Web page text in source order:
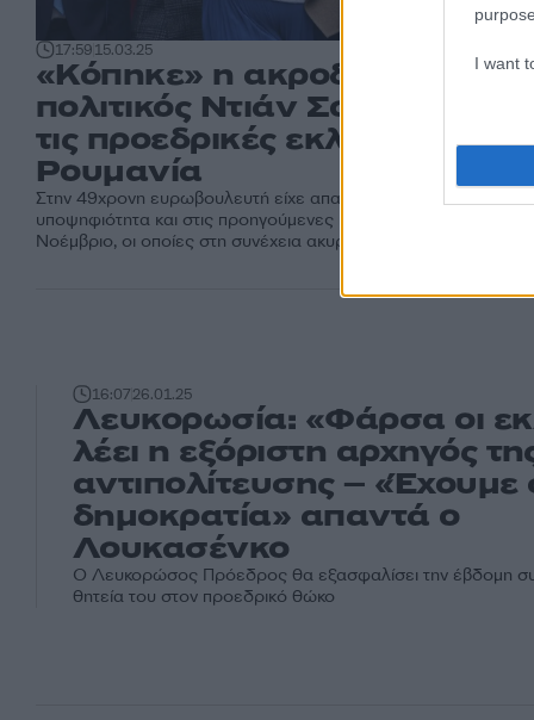
I want
17:5915.03.25
«Κόπηκε» η ακροδεξιά
πολιτικός Ντιάν Σοσοάκα από
τις προεδρικές εκλογές στη
Ρουμανία
Στην 49χρονη ευρωβουλευτή είχε απαγορευτεί να θέσει
υποψηφιότητα και στις προηγούμενες προεδρικές εκλογές, τον
Νοέμβριο, οι οποίες στη συνέχεια ακυρώθηκαν
16:0726.01.25
Λευκορωσία: «Φάρσα οι
λέει η εξόριστη αρχηγός
αντιπολίτευσης –
δημοκρατία» απαντά ο
Λουκασένκο
Ο Λευκορώσος Πρόεδρος θα εξασφαλίσει την έβδομη
θητεία του στον προεδρικό θώκο